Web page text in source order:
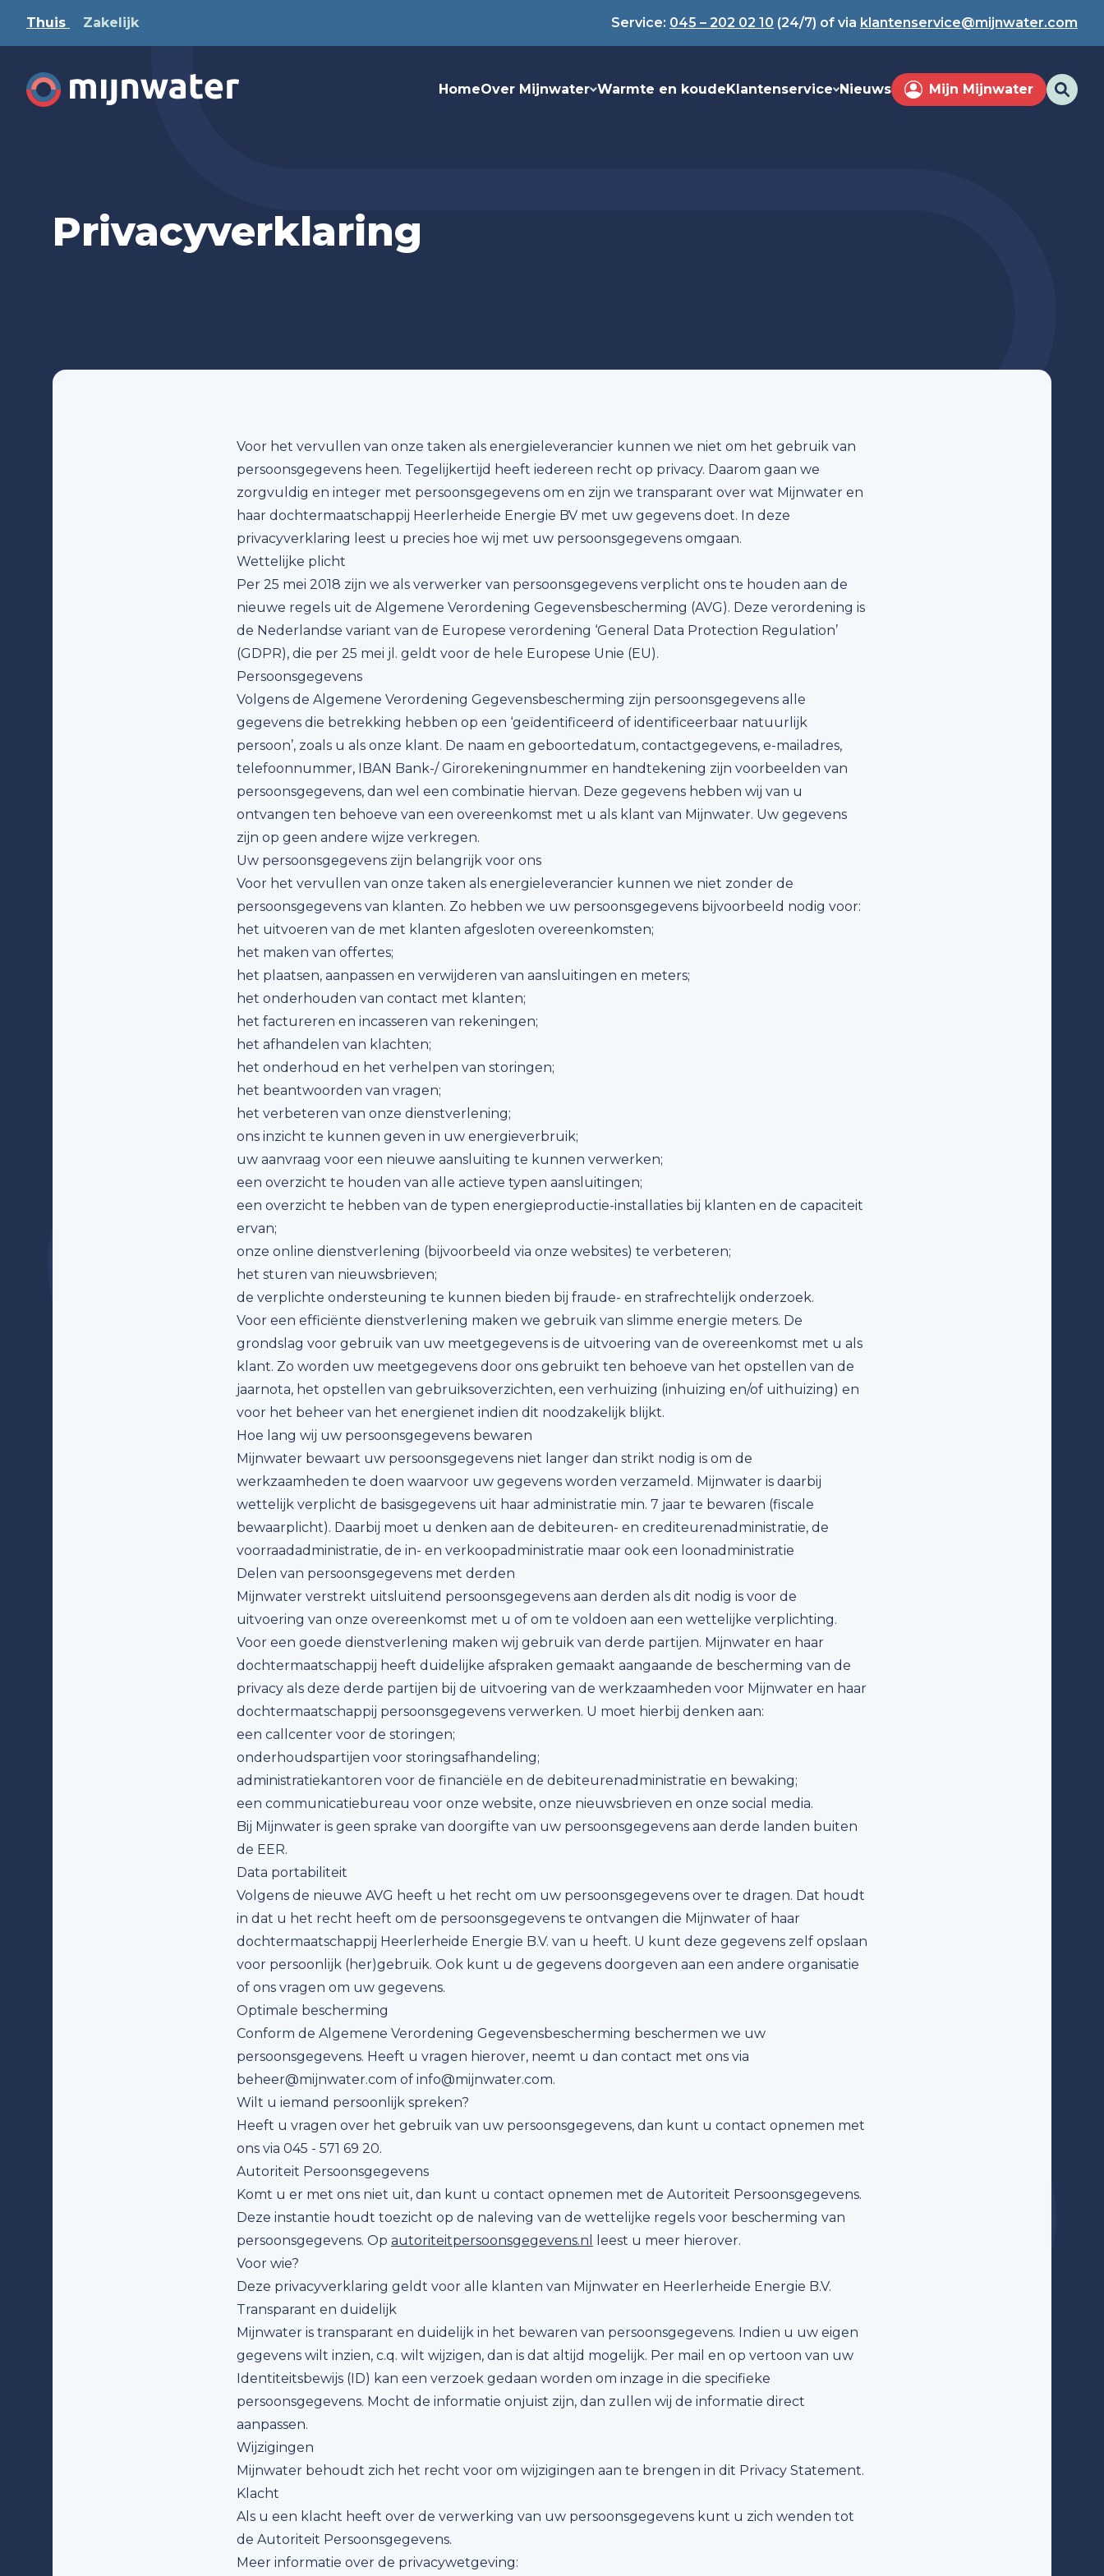
Thuis Zakelijk Service: 045 – 202 02 10 (24/7) of via klantenservice@mijnwater.com
HomeOver Mijnwater Warmte en koudeKlantenservice Nieuws Mijn Mijnwater
Privacyverklaring
Voor het vervullen van onze taken als energieleverancier kunnen we niet om het gebruik van
persoonsgegevens heen. Tegelijkertijd heeft iedereen recht op privacy. Daarom gaan we
zorgvuldig en integer met persoonsgegevens om en zijn we transparant over wat Mijnwater en
haar dochtermaatschappij Heerlerheide Energie BV met uw gegevens doet. In deze
privacyverklaring leest u precies hoe wij met uw persoonsgegevens omgaan.
Wettelijke plicht
Per 25 mei 2018 zijn we als verwerker van persoonsgegevens verplicht ons te houden aan de
nieuwe regels uit de Algemene Verordening Gegevensbescherming (AVG). Deze verordening is
de Nederlandse variant van de Europese verordening ‘General Data Protection Regulation’
(GDPR), die per 25 mei jl. geldt voor de hele Europese Unie (EU).
Persoonsgegevens
Volgens de Algemene Verordening Gegevensbescherming zijn persoonsgegevens alle
gegevens die betrekking hebben op een ‘geïdentificeerd of identificeerbaar natuurlijk
persoon’, zoals u als onze klant. De naam en geboortedatum, contactgegevens, e-mailadres,
telefoonnummer, IBAN Bank-/ Girorekeningnummer en handtekening zijn voorbeelden van
persoonsgegevens, dan wel een combinatie hiervan. Deze gegevens hebben wij van u
ontvangen ten behoeve van een overeenkomst met u als klant van Mijnwater. Uw gegevens
zijn op geen andere wijze verkregen.
Uw persoonsgegevens zijn belangrijk voor ons
Voor het vervullen van onze taken als energieleverancier kunnen we niet zonder de
persoonsgegevens van klanten. Zo hebben we uw persoonsgegevens bijvoorbeeld nodig voor:
het uitvoeren van de met klanten afgesloten overeenkomsten;
het maken van offertes;
het plaatsen, aanpassen en verwijderen van aansluitingen en meters;
het onderhouden van contact met klanten;
het factureren en incasseren van rekeningen;
het afhandelen van klachten;
het onderhoud en het verhelpen van storingen;
het beantwoorden van vragen;
het verbeteren van onze dienstverlening;
ons inzicht te kunnen geven in uw energieverbruik;
uw aanvraag voor een nieuwe aansluiting te kunnen verwerken;
een overzicht te houden van alle actieve typen aansluitingen;
een overzicht te hebben van de typen energieproductie-installaties bij klanten en de capaciteit
ervan;
onze online dienstverlening (bijvoorbeeld via onze websites) te verbeteren;
het sturen van nieuwsbrieven;
de verplichte ondersteuning te kunnen bieden bij fraude- en strafrechtelijk onderzoek.
Voor een efficiënte dienstverlening maken we gebruik van slimme energie meters. De
grondslag voor gebruik van uw meetgegevens is de uitvoering van de overeenkomst met u als
klant. Zo worden uw meetgegevens door ons gebruikt ten behoeve van het opstellen van de
jaarnota, het opstellen van gebruiksoverzichten, een verhuizing (inhuizing en/of uithuizing) en
voor het beheer van het energienet indien dit noodzakelijk blijkt.
Hoe lang wij uw persoonsgegevens bewaren
Mijnwater bewaart uw persoonsgegevens niet langer dan strikt nodig is om de
werkzaamheden te doen waarvoor uw gegevens worden verzameld. Mijnwater is daarbij
wettelijk verplicht de basisgegevens uit haar administratie min. 7 jaar te bewaren (fiscale
bewaarplicht). Daarbij moet u denken aan de debiteuren- en crediteurenadministratie, de
voorraadadministratie, de in- en verkoopadministratie maar ook een loonadministratie
Delen van persoonsgegevens met derden
Mijnwater verstrekt uitsluitend persoonsgegevens aan derden als dit nodig is voor de
uitvoering van onze overeenkomst met u of om te voldoen aan een wettelijke verplichting.
Voor een goede dienstverlening maken wij gebruik van derde partijen. Mijnwater en haar
dochtermaatschappij heeft duidelijke afspraken gemaakt aangaande de bescherming van de
privacy als deze derde partijen bij de uitvoering van de werkzaamheden voor Mijnwater en haar
dochtermaatschappij persoonsgegevens verwerken. U moet hierbij denken aan:
een callcenter voor de storingen;
onderhoudspartijen voor storingsafhandeling;
administratiekantoren voor de financiële en de debiteurenadministratie en bewaking;
een communicatiebureau voor onze website, onze nieuwsbrieven en onze social media.
Bij Mijnwater is geen sprake van doorgifte van uw persoonsgegevens aan derde landen buiten
de EER.
Data portabiliteit
Volgens de nieuwe AVG heeft u het recht om uw persoonsgegevens over te dragen. Dat houdt
in dat u het recht heeft om de persoonsgegevens te ontvangen die Mijnwater of haar
dochtermaatschappij Heerlerheide Energie B.V. van u heeft. U kunt deze gegevens zelf opslaan
voor persoonlijk (her)gebruik. Ook kunt u de gegevens doorgeven aan een andere organisatie
of ons vragen om uw gegevens.
Optimale bescherming
Conform de Algemene Verordening Gegevensbescherming beschermen we uw
persoonsgegevens. Heeft u vragen hierover, neemt u dan contact met ons via
beheer@mijnwater.com of info@mijnwater.com.
Wilt u iemand persoonlijk spreken?
Heeft u vragen over het gebruik van uw persoonsgegevens, dan kunt u contact opnemen met
ons via 045 - 571 69 20.
Autoriteit Persoonsgegevens
Komt u er met ons niet uit, dan kunt u contact opnemen met de Autoriteit Persoonsgegevens.
Deze instantie houdt toezicht op de naleving van de wettelijke regels voor bescherming van
persoonsgegevens. Op autoriteitpersoonsgegevens.nl
leest u meer hierover.
Voor wie?
Deze privacyverklaring geldt voor alle klanten van Mijnwater en Heerlerheide Energie B.V.
Transparant en duidelijk
Mijnwater is transparant en duidelijk in het bewaren van persoonsgegevens. Indien u uw eigen
gegevens wilt inzien, c.q. wilt wijzigen, dan is dat altijd mogelijk. Per mail en op vertoon van uw
Identiteitsbewijs (ID) kan een verzoek gedaan worden om inzage in die specifieke
persoonsgegevens. Mocht de informatie onjuist zijn, dan zullen wij de informatie direct
aanpassen.
Wijzigingen
Mijnwater behoudt zich het recht voor om wijzigingen aan te brengen in dit Privacy Statement.
Klacht
Als u een klacht heeft over de verwerking van uw persoonsgegevens kunt u zich wenden tot
de Autoriteit Persoonsgegevens.
Meer informatie over de privacywetgeving: